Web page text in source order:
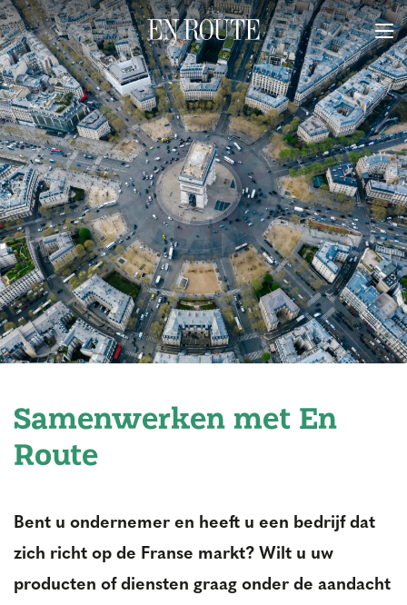
Samenwerken met En
Route
Bent u ondernemer en heeft u een bedrijf dat
zich richt op de Franse markt? Wilt u uw
producten of diensten graag onder de aandacht